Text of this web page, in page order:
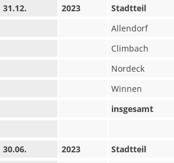
31.12. 2023 Stadtteil
Allendorf
Climbach
Nordeck
Winnen
insgesamt
30.06. 2023 Stadtteil